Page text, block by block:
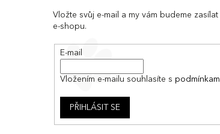
Vložte svůj e-mail a my vám budeme
e-shopu.
E-mail
Vložením e-mailu souhlasíte s
PŘIHLÁSIT SE